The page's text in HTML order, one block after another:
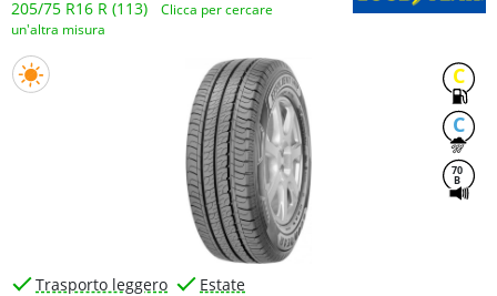
205/75 R16 R (113)
Clicca per cercare
un'altra misura
C
C
70
B
Trasporto leggero Estate